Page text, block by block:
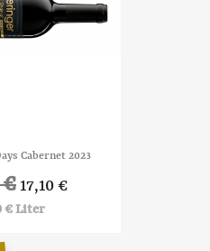
Cabernet 2023
€ 17,10 €
€ Liter